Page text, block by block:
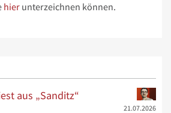
hier unterzeichnen können.
aus „Sanditz“
21.07.2026